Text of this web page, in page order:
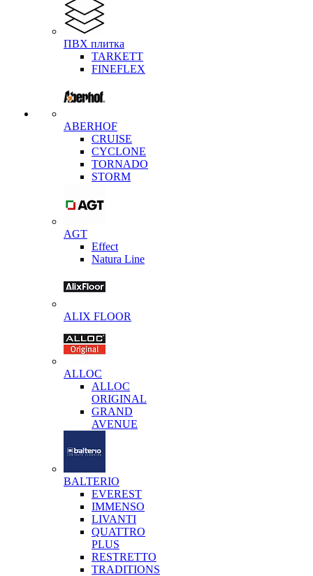
ПВХ плитка
TARKETT
FINEFLEX
ABERHOF
CRUISE
CYCLONE
TORNADO
STORM
AGT
Effect
Natura Line
ALIX FLOOR
ALLOC
ALLOC
ORIGINAL
GRAND
AVENUE
BALTERIO
EVEREST
IMMENSO
LIVANTI
QUATTRO
PLUS
RESTRETTO
TRADITIONS